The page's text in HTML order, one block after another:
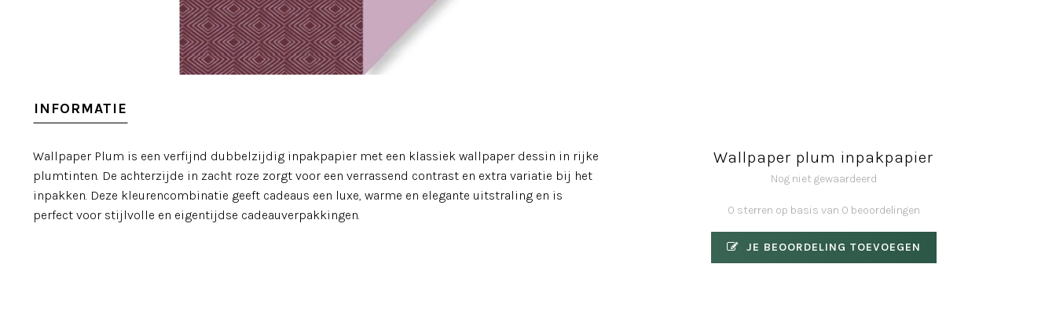
INFORMATIE
Wallpaper Plum is een verfijnd dubbelzijdig inpakpapier met een klassiek wallpaper dessin in rijke
plumtinten. De achterzijde in zacht roze zorgt voor een verrassend contrast en extra variatie bij het
inpakken. Deze kleurencombinatie geeft cadeaus een luxe, warme en elegante uitstraling en is
perfect voor stijlvolle en eigentijdse cadeauverpakkingen.
Wallpaper plum inpakpapier
Nog niet gewaardeerd
0 sterren op basis van 0 beoordelingen
JE BEOORDELING TOEVOEGEN